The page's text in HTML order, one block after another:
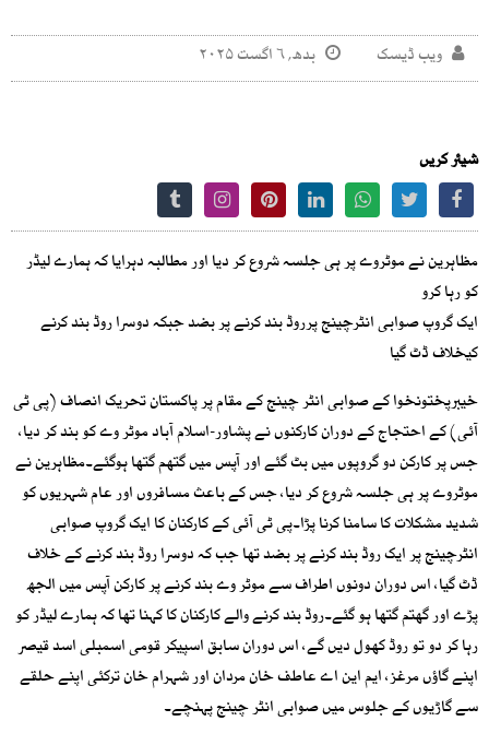
ویب ڈیسک بدھ, ۶ اگست ۲۰۲۵
شیئر کریں
مظاہرین نے موٹروے پر ہی جلسہ شروع کر دیا اور مطالبہ دہرایا کہ ہمارے لیڈر
کو رہا کرو
ایک گروپ صوابی انٹرچینج پرروڈ بند کرنے پر بضد جبکہ دوسرا روڈ بند کرنے
کیخلاف ڈٹ گیا
خیبرپختونخوا کے صوابی انٹر چینج کے مقام پر پاکستان تحریک انصاف (پی ٹی
آئی) کے احتجاج کے دوران کارکنوں نے پشاور-اسلام آباد موٹر وے کو بند کر دیا،
جس پر کارکن دو گروپوں میں بٹ گئے اور آپس میں گتھم گتھا ہوگئے۔مظاہرین نے
موٹروے پر ہی جلسہ شروع کر دیا، جس کے باعث مسافروں اور عام شہریوں کو
شدید مشکلات کا سامنا کرنا پڑا۔پی ٹی آئی کے کارکنان کا ایک گروپ صوابی
انٹرچینج پر ایک روڈ بند کرنے پر بضد تھا جب کہ دوسرا روڈ بند کرنے کے خلاف
ڈٹ گیا، اس دوران دونوں اطراف سے موٹر وے بند کرنے پر کارکن آپس میں الجھ
پڑے اور گھتم گتھا ہو گئے۔روڈ بند کرنے والے کارکنان کا کہنا تھا کہ ہمارے لیڈر کو
رہا کر دو تو روڈ کھول دیں گے، اس دوران سابق اسپیکر قومی اسمبلی اسد قیصر
اپنے گاؤں مرغز، ایم این اے عاطف خان مردان اور شہرام خان ترکئی اپنے حلقے
سے گاڑیوں کے جلوس میں صوابی انٹر چینج پہنچے۔